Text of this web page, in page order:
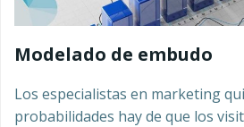
Modelado de embudo
Los especialistas en marketing
probabilidades hay de que los